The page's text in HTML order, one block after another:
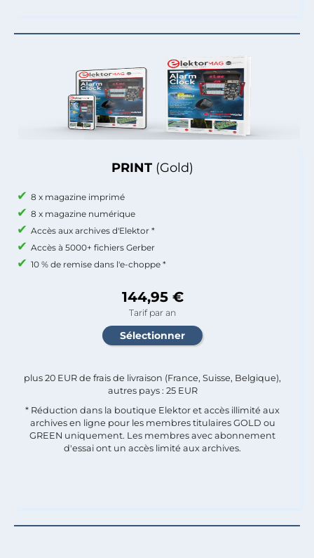
PRINT (Gold)
8 x magazine imprimé
8 x magazine numérique
Accès aux archives d'Elektor *
Accès à 5000+ fichiers Gerber
10 % de remise dans l'e-choppe *
144,95 €
Tarif par an
plus 20 EUR de frais de livraison (France, Suisse, Belgique),
autres pays : 25 EUR
* Réduction dans la boutique Elektor et accès illimité aux
archives en ligne pour les membres titulaires GOLD ou
GREEN uniquement. Les membres avec abonnement
d'essai ont un accès limité aux archives.